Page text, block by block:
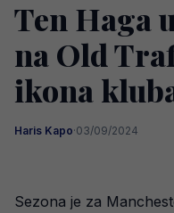
Ten Haga
na Old
ikona
Haris Kapo·03/09/2024
Sezona je za